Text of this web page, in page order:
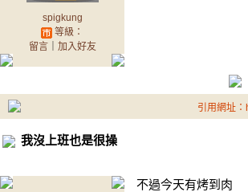
spigkung
等級：
留言｜ 加入好友
引用網址
我沒上班也是很操
不過今天有烤到肉